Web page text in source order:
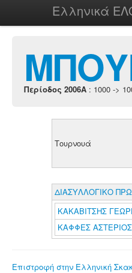
Ελληνικά
Περίοδος 2006A : 1000 ->
Τουρνουά
ΔΙΑΣΥΛΛΟΓΙΚΟ
ΚΑΚΑΒΙΤΣΗΣ
ΚΑΦΦΕΣ ΑΣΤΕΡΙΟΣ
Επιστροφή στην Ελληνική